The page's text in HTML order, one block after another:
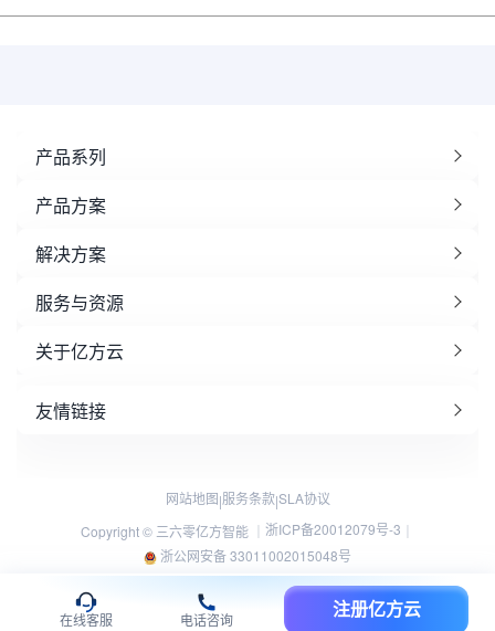
产品系列
产品方案
解决方案
服务与资源
关于亿方云
友情链接
网站地图|服务条款|SLA协议
Copyright © 三六零亿方智能 ｜ 浙ICP备20012079号-3 ｜
浙公网安备 33011002015048号
在线客服 电话咨询
注册亿方云